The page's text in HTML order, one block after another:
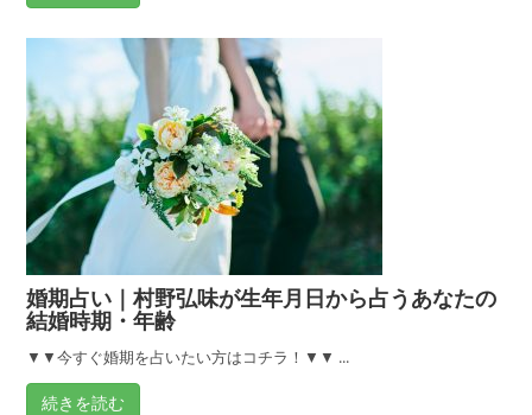
婚期占い｜村野弘味が生年月日から占うあなたの
結婚時期・年齢
▼▼今すぐ婚期を占いたい方はコチラ！▼▼ ...
続きを読む